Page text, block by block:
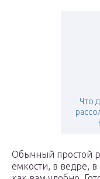
Что
Обычный простой
емкости, в ведре,